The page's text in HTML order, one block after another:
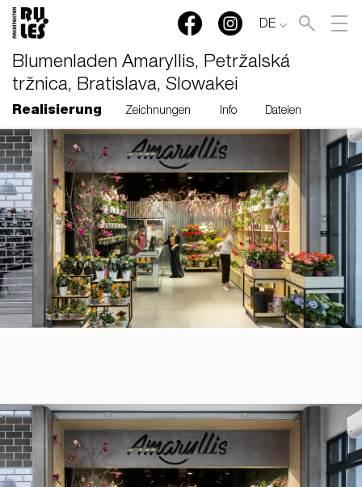
DE
Blumenladen Amaryllis, Petržalská
tržnica, Bratislava, Slowakei
Realisierung Zeichnungen Info Dateien
© RULES, s.r.o.